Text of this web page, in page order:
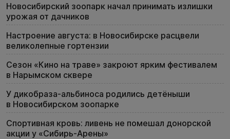
Новосибирский зоопарк начал принимать излишки
урожая от дачников
Настроение августа: в Новосибирске расцвели
великолепные гортензии
Сезон «Кино на траве» закроют ярким фестивалем
в Нарымском сквере
У дикобраза-альбиноса родились детёныши
в Новосибирском зоопарке
Спортивная кровь: ливень не помешал донорской
акции у «Сибирь-Арены»